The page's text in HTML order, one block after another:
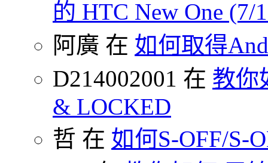
的 HTC New One (7/
阿廣 在 如何取得
D214002001 在 教你
& LOCKED
哲 在 如何S-OFF/S-